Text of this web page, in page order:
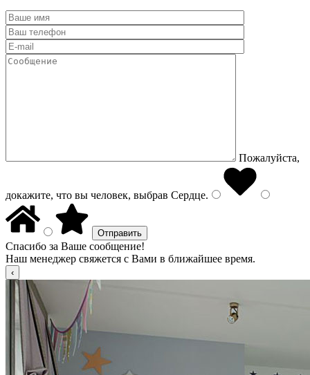
Пожалуйста,
докажите, что вы человек, выбрав Сердце.
Спасибо за Ваше сообщение!
Наш менеджер свяжется с Вами в ближайшее время.